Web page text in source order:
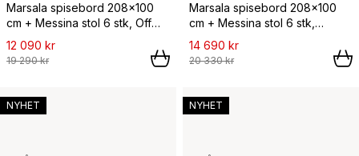
Marsala spisebord 208x100
cm + Messina stol 6 stk, Off
white,
12 090 kr
19 290 kr
Marsala spisebord 208x100
cm + Messina stol 6 stk,
Anthracite,
14 690 kr
20 330 kr
NYHET NYHET